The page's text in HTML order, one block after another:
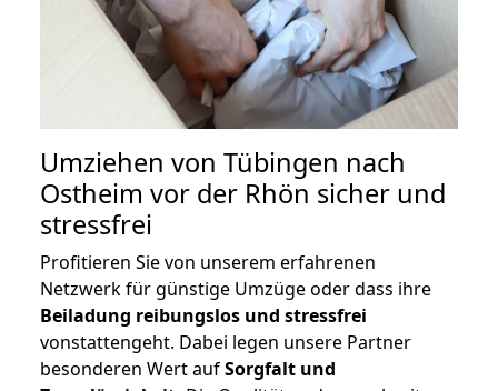
Umziehen von Tübingen nach
Ostheim vor der Rhön sicher und
stressfrei
Profitieren Sie von unserem erfahrenen
Netzwerk für günstige Umzüge oder dass ihre
Beiladung reibungslos und stressfrei
vonstattengeht. Dabei legen unsere Partner
besonderen Wert aufSorgfalt und